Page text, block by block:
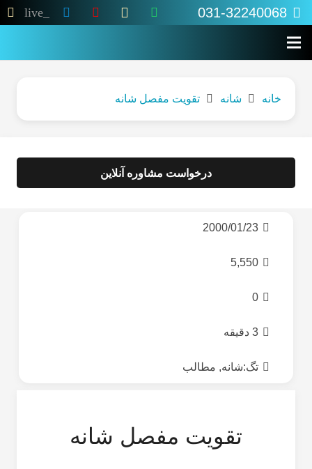
031-32240068
live_tv
خانه شانه تقویت مفصل شانه
درخواست مشاوره آنلاین
2000/01/23
5,550
0
3 دقیقه
تگ:شانه, مطالب
تقویت مفصل شانه